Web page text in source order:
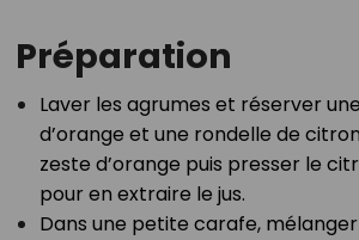
Préparation
Laver les agrumes et réserver
d’orange et une rondelle de
zeste d’orange puis presser le
pour en extraire le jus.⁣
Dans une petite carafe,